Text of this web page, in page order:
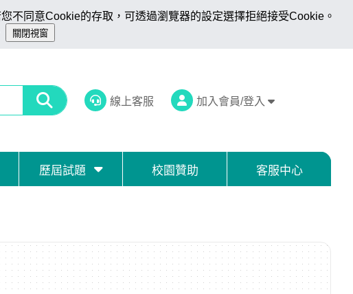
不同意Cookie的存取，可透過瀏覽器的設定選擇拒絕接受Cookie。
線上客服 加入會員/登入
歷屆試題 校園贊助 客服中心